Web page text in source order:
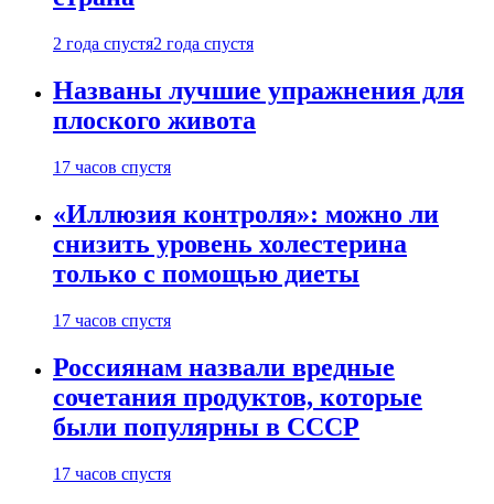
2 года спустя2 года спустя
Названы лучшие упражнения для
плоского живота
17 часов спустя
«Иллюзия контроля»: можно ли
снизить уровень холестерина
только с помощью диеты
17 часов спустя
Россиянам назвали вредные
сочетания продуктов, которые
были популярны в СССР
17 часов спустя